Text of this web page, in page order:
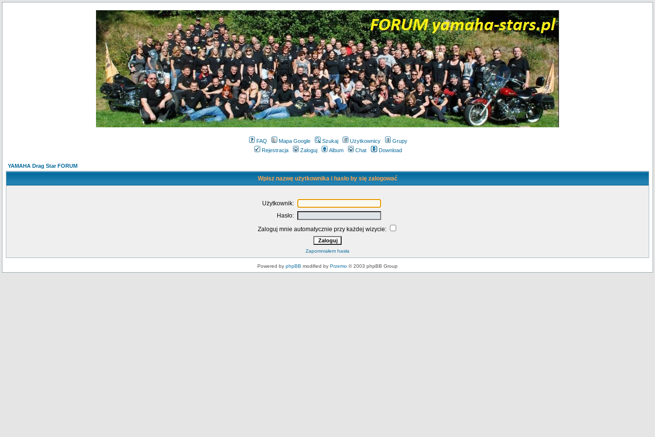
FAQ Mapa Google Szukaj Użytkownicy
Grupy
Rejestracja
Zaloguj Album Chat Download
YAMAHA Drag Star FORUM
Wpisz nazwę użytkownika i hasło by się zalogować
Użytkownik:
Hasło:
Zaloguj mnie automatycznie przy każdej wizycie:
Zapomniałem hasła
Powered by phpBB modified by Przemo © 2003 phpBB Group